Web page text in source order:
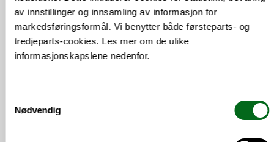
av innstillinger og innsamling av informasjon for
markedsføringsformål. Vi benytter både førsteparts- og
tredjeparts-cookies. Les mer om de ulike
informasjonskapslene nedenfor.
Nødvendig
Ny utlysning i Program for